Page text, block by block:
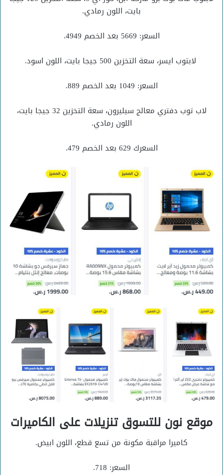
بايت، اللون رمادي.
السعر: 5669 بعد الخصم 4949.
لابتوب ايسر، سعة التخزين 500 جيجا بايت، اللون اسود.
السعر: 1049 بعد الخصم 889.
لاب توب دفتري معالج سيليرون، سعة التخزين 32 جيجا بايت،
اللون رمادي.
السعرك 629 بعد الخصم 479.
موقع نون للتسوق تنزيلات على الكاميرات
كاميرا مراقبة مكونة من تسع قطع، اللون ابيض.
السعر: 718.